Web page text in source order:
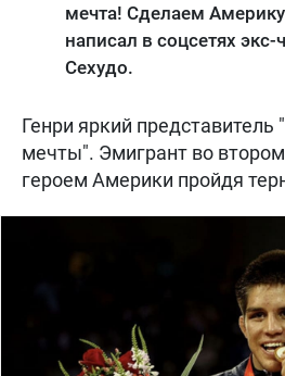
мечта! Сделаем
написал в соцсетях
Сехудо.
Генри яркий представитель
мечты". Эмигрант во
героем Америки пройдя